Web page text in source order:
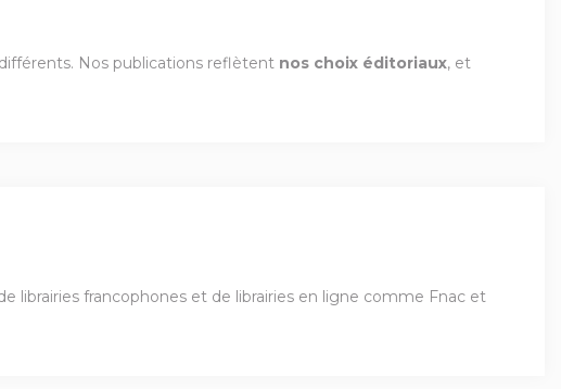
Nos publications reflètent nos choix éditoriaux, et
librairies francophones et de librairies en ligne comme Fnac et